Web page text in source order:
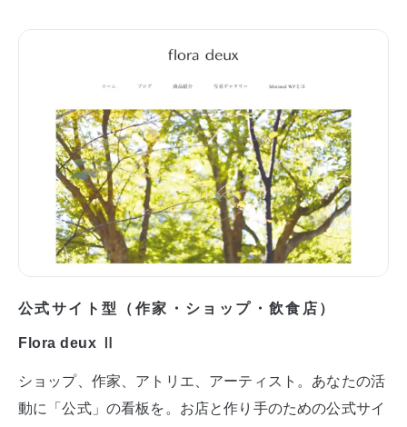
公式サイト型（作家・ショップ・飲食店）
Flora deux Ⅱ
ショップ、作家、アトリエ、アーティスト。あなたの活
動に「公式」の看板を。お店と作り手のための公式サイ